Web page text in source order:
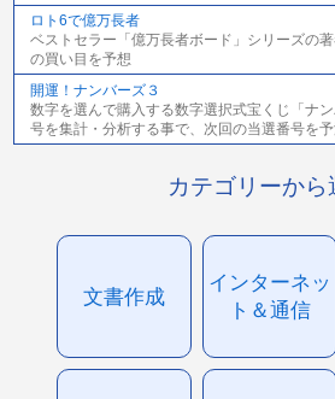
ロト6で億万長者
ベストセラー「億万長者ボード」シリーズの
の買い目を予想
開運！ナンバーズ３
数字を選んで購入する数字選択式宝くじ「ナ
号を集計・分析する事で、次回の当選番号を
カテゴリーから
文書作成
インターネッ
ト＆通信